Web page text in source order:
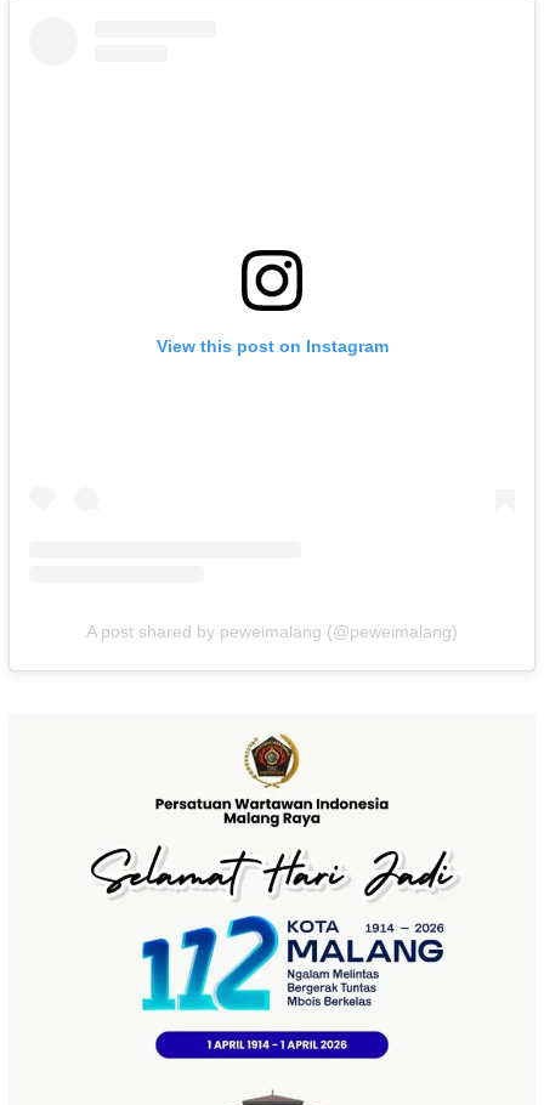
View this post on Instagram
A post shared by peweimalang (@peweimalang)